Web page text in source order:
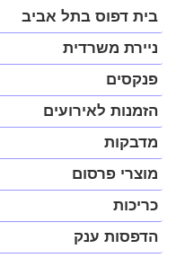
פתח
תפריט
במצב
נגיש
(התפריט
יפתח
בחלונית
בית דפוס בתל אביב
ניירת משרדית
פנקסים
הזמנות לאירועים
מדבקות
מוצרי פרסום
כריכות
הדפסות ענק